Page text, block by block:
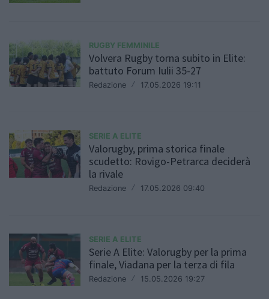
RUGBY FEMMINILE
Volvera Rugby torna subito in Elite:
battuto Forum Iulii 35-27
Redazione / 17.05.2026 19:11
SERIE A ELITE
Valorugby, prima storica finale
scudetto: Rovigo-Petrarca deciderà
la rivale
Redazione / 17.05.2026 09:40
SERIE A ELITE
Serie A Elite: Valorugby per la prima
finale, Viadana per la terza di fila
Redazione / 15.05.2026 19:27